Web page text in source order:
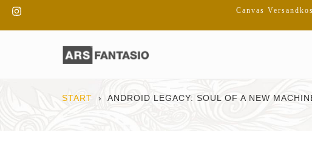
Direkt
zum
Inhalt
Instagram Canvas
START › ANDROID LEGACY: SOUL OF A NEW